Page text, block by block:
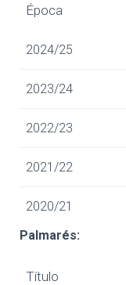
Época
2024/25
2023/24
2022/23
2021/22
2020/21
Palmarés:
Título